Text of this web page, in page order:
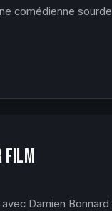
comédienne
film
Damien